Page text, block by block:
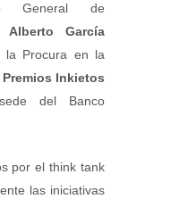
General de
Alberto García
la Procura en la
Premios Inkietos
del Banco
por el think tank
las iniciativas